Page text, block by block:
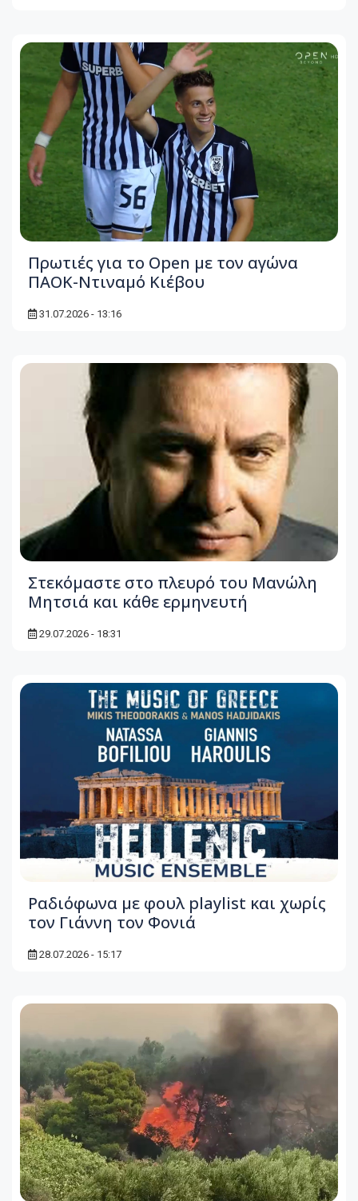
Πρωτιές για το Open με τον αγώνα
ΠΑΟΚ-Ντιναμό Κιέβου
31.07.2026 - 13:16
Στεκόμαστε στο πλευρό του Μανώλη
Μητσιά και κάθε ερμηνευτή
29.07.2026 - 18:31
Ραδιόφωνα με φουλ playlist και χωρίς
τον Γιάννη τον Φονιά
28.07.2026 - 15:17